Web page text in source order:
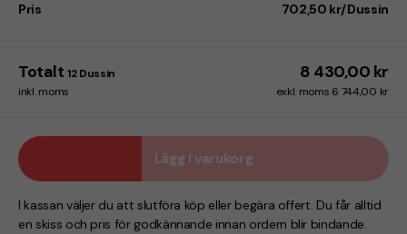
Pris
702,50 kr/Dussin
Totalt 12 Dussin 8 430,00 kr
inkl. moms exkl. moms 6 744,00 kr
Lägg i varukorg
I kassan väljer du att slutföra köp eller begära offert. Du får alltid
en skiss och pris för godkännande innan ordern blir bindande.